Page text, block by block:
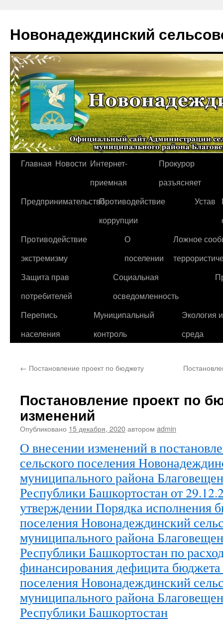
Новонадеждинский
Перейти
содержимому
Главная Новости Интернет-
приемная
Прокурор
разъясняет
ПредпринимательствоПротиводействие
коррупции
Устав
Противодействие
экстремизму
О
поселении
Ложное
Защита прав
потребителей
Социальная
осведомленность
Перепись
населения
Муниципальный
контроль
Экология
среда
← Постановление проект по бюджету
Постановление проект по
изменений
Опубликовано 15 декабря, 2020автором admin
О внесении изменений в
сельского поселения
муниципального района
Республики Башкортостан от
утверждении Порядка исполнения
поселения Новонадеждинский
муниципального района
Республики Башкортостан по
финансирования дефицита бюджета
поселения Новонадеждинский
муниципального района
Республики Башкортостан